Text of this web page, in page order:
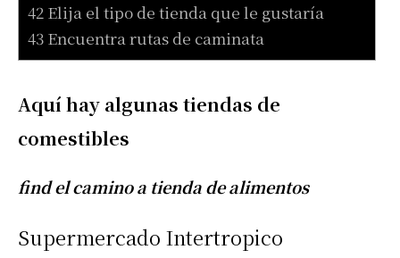
42 Elija el tipo de tienda que le gustaría
43 Encuentra rutas de caminata
Aquí hay algunas tiendas de
comestibles
find el camino a tienda de alimentos
Supermercado Intertropico